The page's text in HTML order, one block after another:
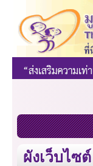
ผังเว็บไซต์